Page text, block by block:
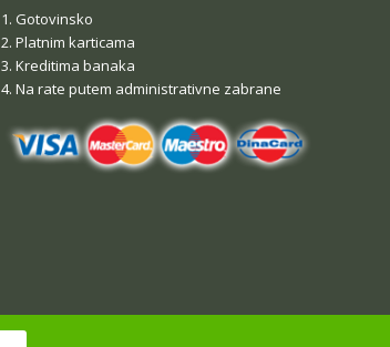
1. Gotovinsko
2. Platnim karticama
3. Kreditima banaka
4. Na rate putem administrativne zabrane